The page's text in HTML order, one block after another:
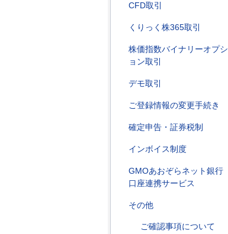
CFD取引
くりっく株365取引
株価指数バイナリーオプシ
ョン取引
デモ取引
ご登録情報の変更手続き
確定申告・証券税制
インボイス制度
GMOあおぞらネット銀行
口座連携サービス
その他
ご確認事項について